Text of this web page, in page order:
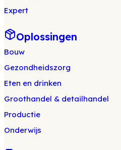
Expert
Oplossingen
Bouw
Gezondheidszorg
Eten en drinken
Groothandel & detailhandel
Productie
Onderwijs